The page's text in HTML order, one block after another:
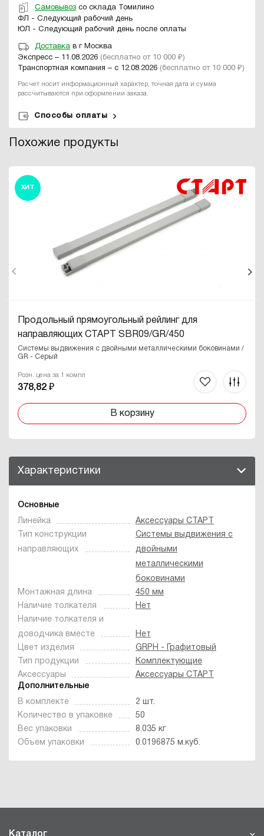
Самовывоз со склада Томилино
ФЛ - Следующий рабочий день
ЮЛ - Следующий рабочий день после оплаты
Доставка в г Москва
Экспресс – 11.08.2026 (бесплатно от 10 000 ₽)
Транспортная компания – с 12.08.2026 (бесплатно от 10 000 ₽)
Расчет носит информационный характер, точная дата и сумма
рассчитываются при оформлении заказа.
Способы оплаты
Похожие продукты
ХИТ
Продольный прямоугольный рейлинг для
направляющих СТАРТ SBR09/GR/450
Системы выдвижения с двойными металлическими боковинами /
GR - Серый
Розн. цена за 1 компл
378,82 ₽
В корзину
Характеристики
Основные
Линейка
Аксессуары СТАРТ
Тип конструкции
направляющих
Системы выдвижения с
двойными
металлическими
боковинами
Монтажная длина
450 мм
Наличие толкателя
Нет
Наличие толкателя и
доводчика вместе
Нет
Цвет изделия
GRPH - Графитовый
Тип продукции
Комплектующие
Аксессуары
Аксессуары СТАРТ
Дополнительные
В комплекте
2 шт.
Количество в упаковке
50
Вес упаковки
8.035 кг
Объем упаковки
0.0196875 м.куб.
Каталог